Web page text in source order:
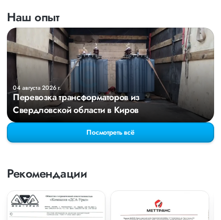
Наш опыт
04 августа 2026 г.
Перевозка трансформаторов из
Свердловской области в Киров
Посмотреть всё
Рекомендации